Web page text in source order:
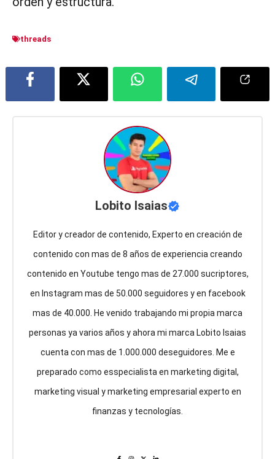
threads
Lobito Isaias
Editor y creador de contenido, Experto en creación de
contenido con mas de 8 años de experiencia creando
contenido en Youtube tengo mas de 27.000 sucriptores,
en Instagram mas de 50.000 seguidores y en facebook
mas de 40.000. He venido trabajando mi propia marca
personas ya varios años y ahora mi marca Lobito Isaias
cuenta con mas de 1.000.000 deseguidores. Me e
preparado como esspecialista en marketing digital,
marketing visual y marketing empresarial experto en
finanzas y tecnologías.